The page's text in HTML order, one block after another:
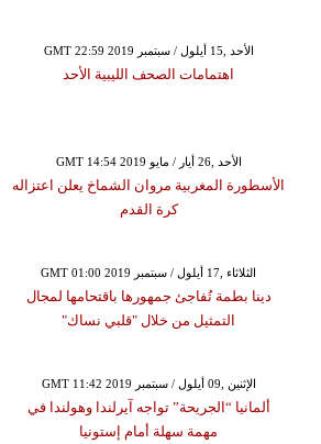
GMT 22:59 2019 الأحد ,15 أيلول / سبتمبر
اهتمامات الصحف الليبية الأحد
GMT 14:54 2019 الأحد ,26 أيار / مايو
الأسطورة المغربية مروان الشماخ يعلن اعتزاله
كرة القدم
GMT 01:00 2019 الثلاثاء ,17 أيلول / سبتمبر
دينا بطمة تُفاجئ جمهورها باقتحامها لمجال
التمثيل من خلال "قلبي نساك"
GMT 11:42 2019 الإثنين ,09 أيلول / سبتمبر
ألمانيا “الجريحة” تواجه آيرلندا وهولندا في
مهمة سهلة أمام إستونيا